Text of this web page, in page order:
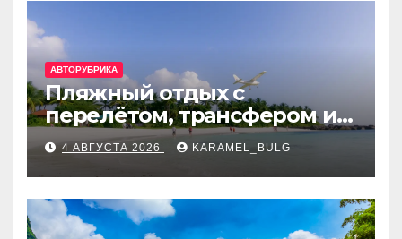
АВТОРУБРИКА
Пляжный отдых с
перелётом, трансфером и
отелем на Мальдивах, в
Турции, Греции, Таиланде
и Европе
4 АВГУСТА 2026 KARAMEL_BULG